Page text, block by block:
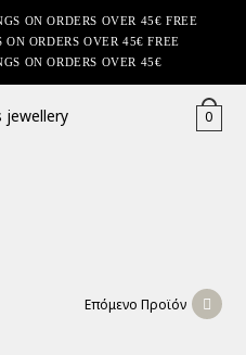
ON ORDERS OVER 45€ FREE
ORDERS OVER 45€ FREE
ON ORDERS OVER 45€
0
Επόμενο Προϊόν